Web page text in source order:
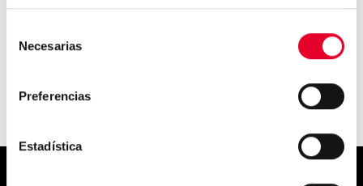
Necesarias
Preferencias
Estadística